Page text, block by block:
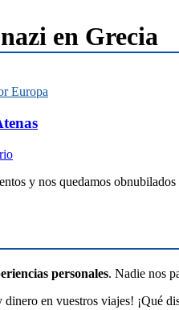
en Grecia
Europa
y nos quedamos
personales. Nadie nos
en vuestros viajes! ¡Qué